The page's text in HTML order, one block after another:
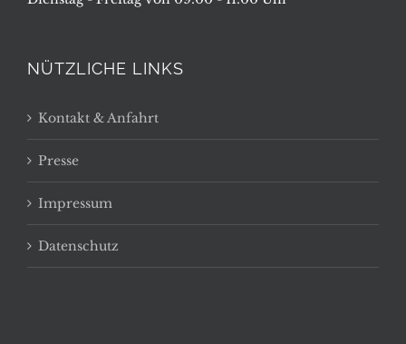
NÜTZLICHE LINKS
Kontakt & Anfahrt
Presse
Impressum
Datenschutz